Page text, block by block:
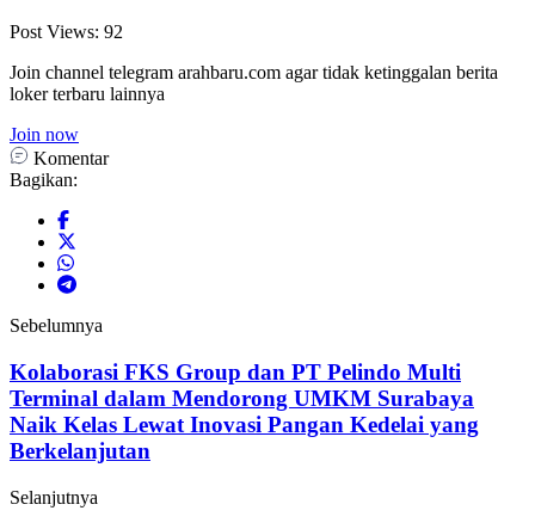
Post Views: 92
Join channel telegram arahbaru.com agar tidak ketinggalan berita
loker terbaru lainnya
Join now
Komentar
Bagikan:
Sebelumnya
Kolaborasi FKS Group dan PT Pelindo Multi
Terminal dalam Mendorong UMKM Surabaya
Naik Kelas Lewat Inovasi Pangan Kedelai yang
Berkelanjutan
Selanjutnya